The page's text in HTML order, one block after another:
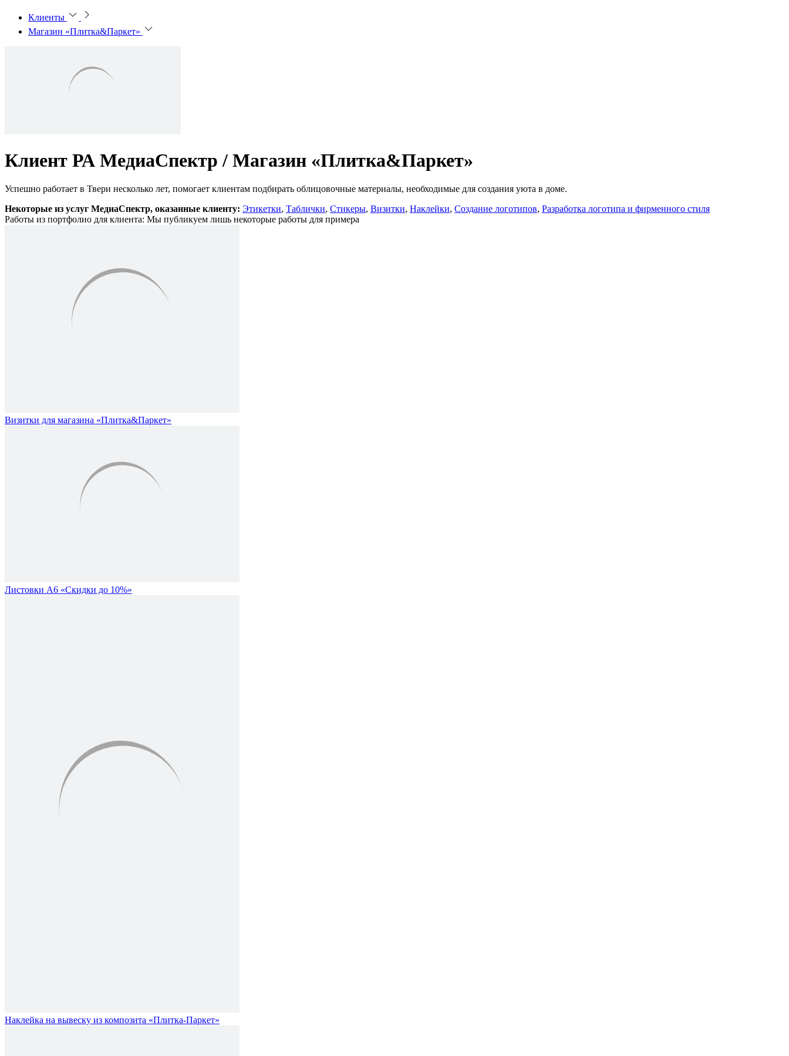
Клиенты
Магазин «Плитка&Паркет»
Клиент РА МедиаСпектр / Магазин «Плитка&Паркет»
Успешно работает в Твери несколько лет, помогает клиентам подбирать облицовочные материалы, необходимые для создания уюта в доме.
Некоторые из услуг МедиаСпектр, оказанные клиенту: Этикетки, Таблички, Стикеры, Визитки, Наклейки, Создание логотипов, Разработка логотипа и фирменного стиля
Работы из портфолио для клиента: Мы публикуем лишь некоторые работы для примера
Визитки для магазина «Плитка&Паркет»
Листовки А6 «Скидки до 10%»
Наклейка на вывеску из композита «Плитка-Паркет»